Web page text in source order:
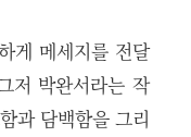
게 메세지를 전달
저 박완서라는 작
과 담백함을 그리